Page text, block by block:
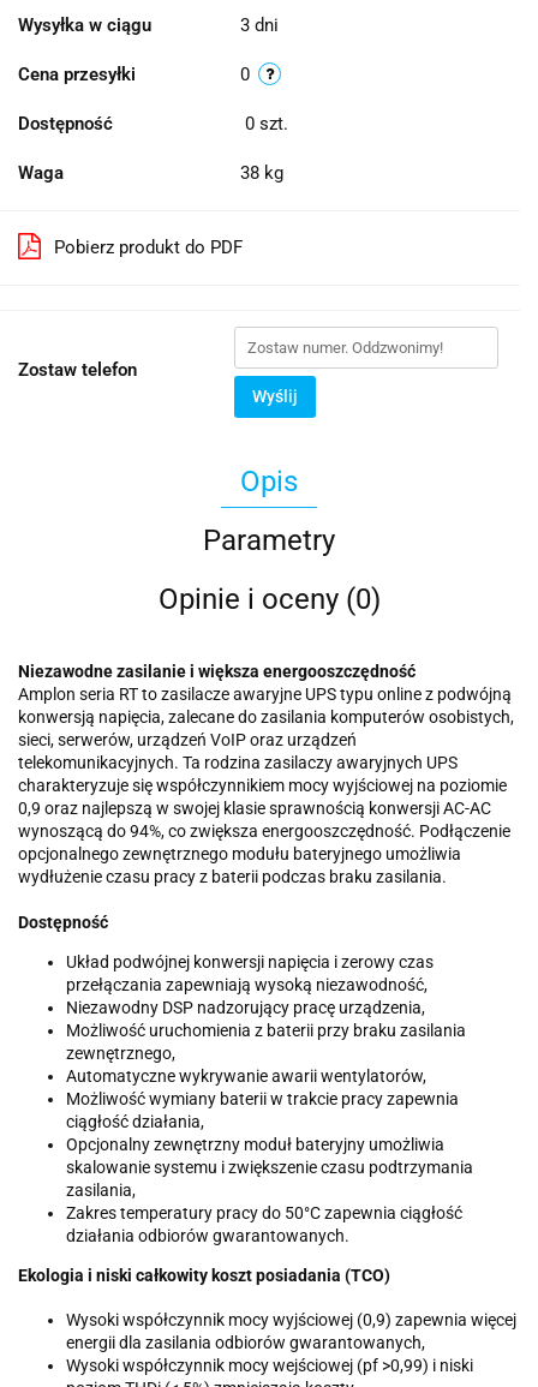
Wysyłka w ciągu 3 dni
Cena przesyłki 0
Dostępność 0 szt.
Waga 38 kg
Pobierz produkt do PDF
Zostaw telefon
Wyślij
Opis
Parametry
Opinie i oceny (0)
Niezawodne zasilanie i większa energooszczędność
Amplon seria RT to zasilacze awaryjne UPS typu online z podwójną
konwersją napięcia, zalecane do zasilania komputerów osobistych,
sieci, serwerów, urządzeń VoIP oraz urządzeń
telekomunikacyjnych. Ta rodzina zasilaczy awaryjnych UPS
charakteryzuje się współczynnikiem mocy wyjściowej na poziomie
0,9 oraz najlepszą w swojej klasie sprawnością konwersji AC-AC
wynoszącą do 94%, co zwiększa energooszczędność. Podłączenie
opcjonalnego zewnętrznego modułu bateryjnego umożliwia
wydłużenie czasu pracy z baterii podczas braku zasilania.
Dostępność
Układ podwójnej konwersji napięcia i zerowy czas
przełączania zapewniają wysoką niezawodność,
Niezawodny DSP nadzorujący pracę urządzenia,
Możliwość uruchomienia z baterii przy braku zasilania
zewnętrznego,
Automatyczne wykrywanie awarii wentylatorów,
Możliwość wymiany baterii w trakcie pracy zapewnia
ciągłość działania,
Opcjonalny zewnętrzny moduł bateryjny umożliwia
skalowanie systemu i zwiększenie czasu podtrzymania
zasilania,
Zakres temperatury pracy do 50°C zapewnia ciągłość
działania odbiorów gwarantowanych.
Ekologia i niski całkowity koszt posiadania (TCO)
Wysoki współczynnik mocy wyjściowej (0,9) zapewnia więcej
energii dla zasilania odbiorów gwarantowanych,
Wysoki współczynnik mocy wejściowej (pf >0,99) i niski